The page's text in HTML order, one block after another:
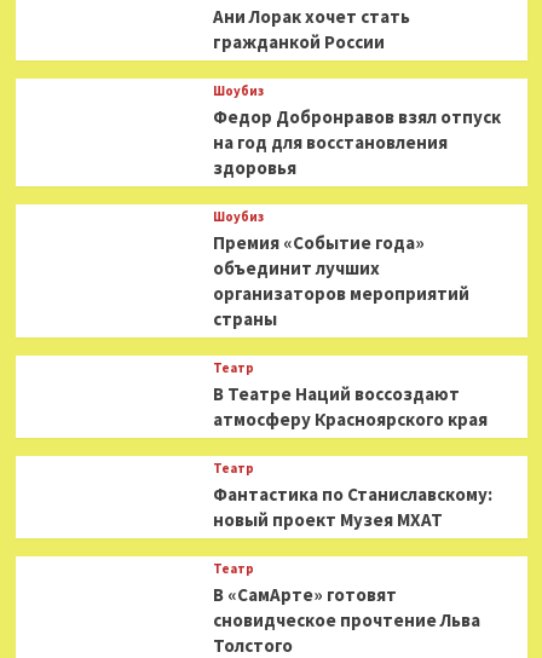
Ани Лорак хочет стать
гражданкой России
Шоубиз
Федор Добронравов взял отпуск
на год для восстановления
здоровья
Шоубиз
Премия «Событие года»
объединит лучших
организаторов мероприятий
страны
Театр
В Театре Наций воссоздают
атмосферу Красноярского края
Театр
Фантастика по Станиславскому:
новый проект Музея МХАТ
Театр
В «СамАрте» готовят
сновидческое прочтение Льва
Толстого